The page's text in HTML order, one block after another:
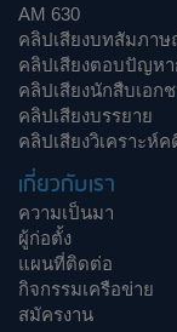
AM 630
คลิปเสียงบทสัมภา
คลิปเสียงตอบปัญห
คลิปเสียงนักสืบเอก
คลิปเสียงบรรยาย
คลิปเสียงวิเคราะห์ค
เกี่ยวกับเรา
ความเป็นมา
ผู้ก่อตั้ง
แผนที่ติดต่อ
กิจกรรมเครือข่าย
สมัครงาน